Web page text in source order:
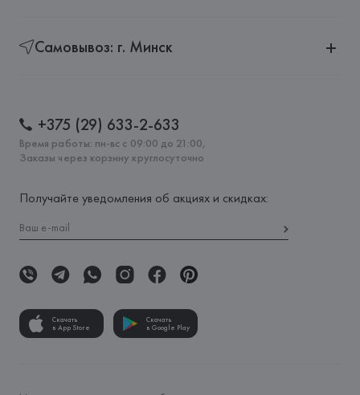
Самовывоз: г. Минск
+375 (29) 633-2-633
Время работы: пн-вс с 09:00 до 21:00,
Заказы через корзину круглосуточно
Получайте уведомления об акциях и скидках:
Скачать
в App Store
Скачать
в Google Play